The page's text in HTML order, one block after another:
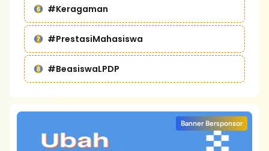
#Keragaman
#PrestasiMahasiswa
#BeasiswaLPDP
Banner Bersponsor